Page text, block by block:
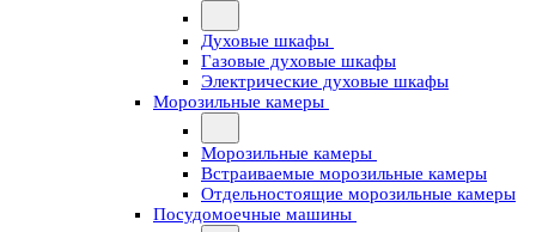
Духовые шкафы
Газовые духовые шкафы
Электрические духовые шкафы
Морозильные камеры
Морозильные камеры
Встраиваемые морозильные камеры
Отдельностоящие морозильные камеры
Посудомоечные машины